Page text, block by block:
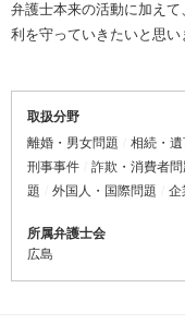
弁護士本来の活動に加え
利を守っていきたいと思い
取扱分野
離婚・男女問題
相続・
刑事事件
詐欺・消費者問
題
外国人・国際問題 企
所属弁護士会
広島